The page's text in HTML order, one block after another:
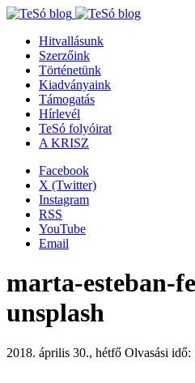
Hitvallásunk
Szerzőink
Történetünk
Kiadványaink
Támogatás
Hírlevél
TeSó folyóirat
A KRISZ
Facebook
X (Twitter)
Instagram
RSS
YouTube
Email
marta-esteban-
unsplash
2018. április 30., hétfő Olvasási idő: